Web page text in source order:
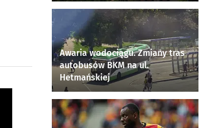
Awaria wodociągu. Zmiany tras
autobusów BKM na ul.
Hetmańskiej